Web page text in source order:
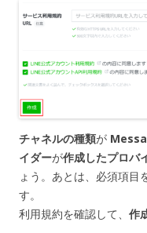
チャネルの種類が
イダーが作成したプロバ
ょう。あとは、必須項目
す。
利用規約を確認して、 作